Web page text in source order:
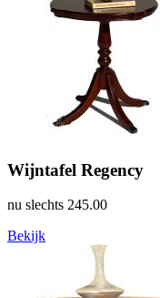
Wijntafel Regency
nu slechts 245.00
Bekijk